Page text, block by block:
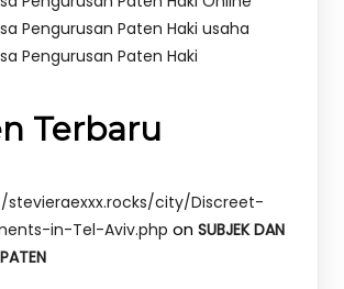
Pengurusan Paten Haki usaha
Pengurusan Paten Haki
Terbaru
city/Discreet-
in-Tel-Aviv.php on SUBJEK DAN